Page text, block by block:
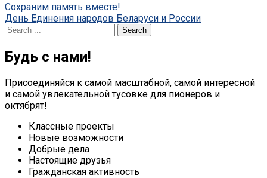
Post
navigation
Сохраним память вместе!
День Единения народов Беларуси и России
Search
for:
Будь с нами!
Присоединяйся к самой масштабной, самой интересной
и самой увлекательной тусовке для пионеров и
октябрят!
Классные проекты
Новые возможности
Добрые дела
Настоящие друзья
Гражданская активность